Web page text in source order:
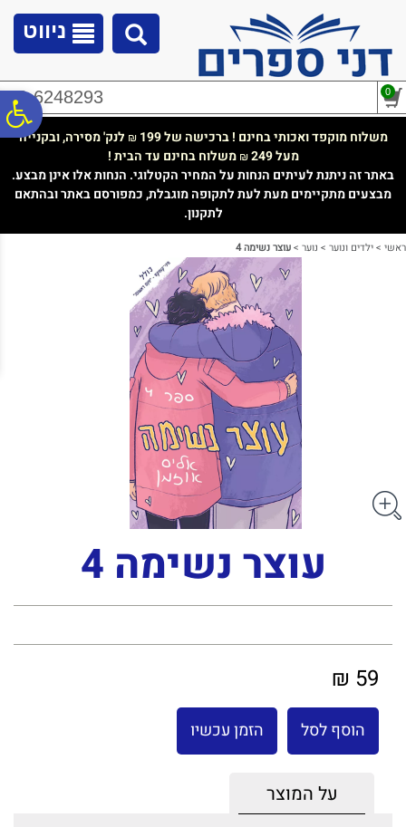
נגישות
ניווט
02-6248293 0
משלוח מוקפד ואכותי בחינם ! ברכישה של 199 ₪ לנק' מסירה, ובקנייה
מעל 249
₪משלוח בחינם עד הבית !
באתר זה ניתנת לעיתים הנחות על המחיר הקטלוגי. הנחות אלו אינן מבצע.
מבצעים מתקיימים מעת לעת לתקופה מוגבלת, כמפורסם באתר ובהתאם
לתקנון.
ראשי >ילדים ונוער > נוער >עוצר נשימה 4
עוצר נשימה 4
59 ₪
הוסף לסל הזמן עכשיו
על המוצר